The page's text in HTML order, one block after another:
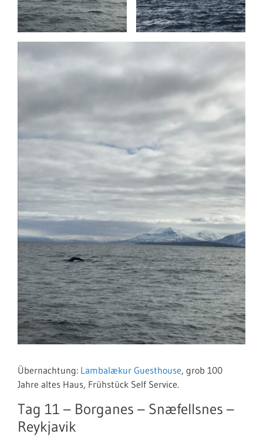
Übernachtung: Lambalækur Guesthouse, grob 100
Jahre altes Haus, Frühstück Self Service.
Tag 11 – Borganes – Snæfellsnes –
Reykjavik